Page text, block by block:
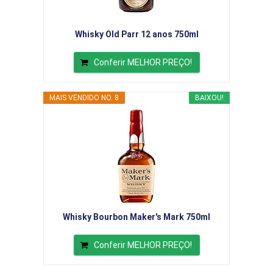
Whisky Old Parr 12 anos 750ml
Conferir MELHOR PREÇO!
BAIXOU!
MAIS VENDIDO NO. 8
Whisky Bourbon Maker's Mark 750ml
Conferir MELHOR PREÇO!